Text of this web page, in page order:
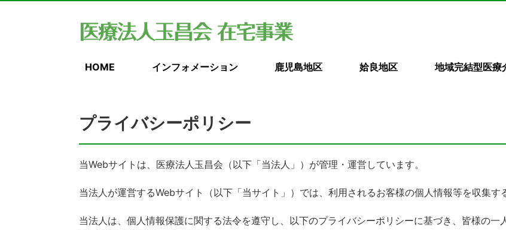
HOME インフォメーション 鹿児島地区 姶良地区 地域完結型医療
プライバシーポリシー
当Webサイトは、医療法人玉昌会（以下「当法人」）が管理・運営しています。
当法人が運営するWebサイト（以下「当サイト」）では、利用されるお客様の個人情報等を収集す
当法人は、個人情報保護に関する法令を遵守し、以下のプライバシーポリシーに基づき、皆様の